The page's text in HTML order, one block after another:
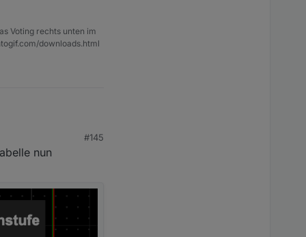
Voting rechts unten im
downloads.html
#145
nun